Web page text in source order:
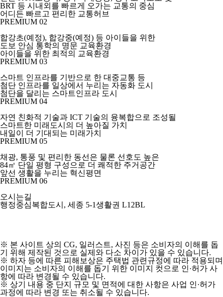
BRT 등 시내외를 빠르게 오가는 교통의 중심
어디든 빠르고 편리한 교통허브
PREMIUM 02
합강초(예정), 합강중(예정) 등 아이들을 위한
도보 안심 통학의 명문 교육환경
아이들을 위한 최적의 교육환경
PREMIUM 03
스마트 인프라를 기반으로 한 대중교통 등
첨단 인프라를 일상에서 누리는 자동화 도시
첨단을 달리는 스마트인프라 도시
PREMIUM 04
자연 친화적 기술과 ICT 기술의 융복합으로 조성될
스마트한 미래도시의 더 높아질 가치
내일이 더 기대되는 미래가치
PREMIUM 05
채광, 통풍 및 편리한 동선은 물론 선호도 높은
84㎡ 단일 평형 구성으로 더 쾌적한 주거공간
앞선 생활을 누리는 혁신평면
PREMIUM 06
오시는길
행정중심복합도시, 세종 5-1생활권 L12BL
※ 본 사이트 상의 CG, 일러스트, 사진 등은 소비자의 이해를 돕
기 위해 제작된 것으로 실제와 다소 차이가 있을 수 있습니다.
※ 하자 등에 따른 피해보상은 주택법 관련규정에 따라 적용되며
이미지는 소비자의 이해를 돕기 위한 이미지 컷으로 인·허가 사
항에 따라 변경될 수 있습니다.
※ 상기 내용 중 단지 규모 및 면적에 대한 사항은 사업 인·허가
과정에 따라 변경 또는 취소될 수 있습니다.